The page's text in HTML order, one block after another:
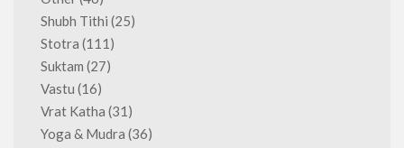
Shubh Tithi (25)
Stotra (111)
Suktam (27)
Vastu (16)
Vrat Katha (31)
Yoga & Mudra (36)